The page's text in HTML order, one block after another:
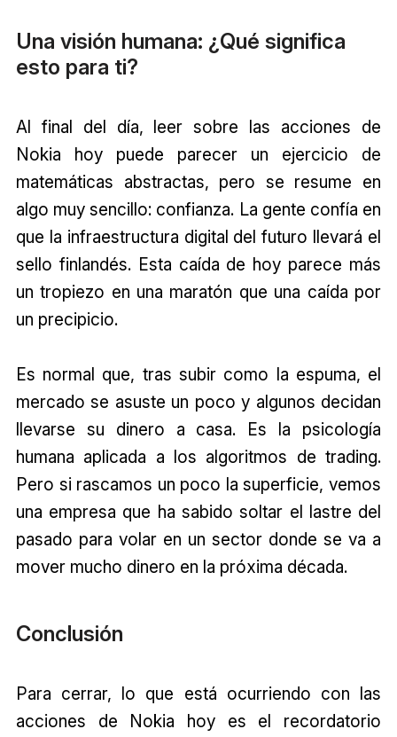
Una visión humana: ¿Qué significa
esto para ti?
Al final del día, leer sobre las acciones de
Nokia hoy puede parecer un ejercicio de
matemáticas abstractas, pero se resume en
algo muy sencillo: confianza. La gente confía en
que la infraestructura digital del futuro llevará el
sello finlandés. Esta caída de hoy parece más
un tropiezo en una maratón que una caída por
un precipicio.
Es normal que, tras subir como la espuma, el
mercado se asuste un poco y algunos decidan
llevarse su dinero a casa. Es la psicología
humana aplicada a los algoritmos de trading.
Pero si rascamos un poco la superficie, vemos
una empresa que ha sabido soltar el lastre del
pasado para volar en un sector donde se va a
mover mucho dinero en la próxima década.
Conclusión
Para cerrar, lo que está ocurriendo con las
acciones de Nokia hoy es el recordatorio